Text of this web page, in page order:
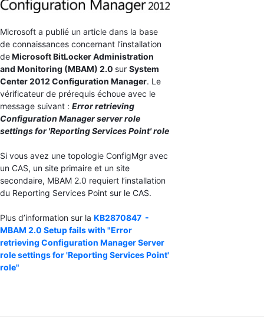
Microsoft a publié un article dans la base
de connaissances concernant l’installation
de Microsoft BitLocker Administration
and Monitoring (MBAM) 2.0 sur System
Center 2012 Configuration Manager. Le
vérificateur de prérequis échoue avec le
message suivant : Error retrieving
Configuration Manager server role
settings for 'Reporting Services Point' role
Si vous avez une topologie ConfigMgr avec
un CAS, un site primaire et un site
secondaire, MBAM 2.0 requiert l’installation
du Reporting Services Point sur le CAS.
Plus d’information sur la KB2870847 -
MBAM 2.0 Setup fails with "Error
retrieving Configuration Manager Server
role settings for 'Reporting Services Point'
role"